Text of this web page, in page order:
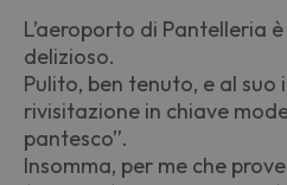
L’aeroporto di Pantelleria
delizioso.
Pulito, ben tenuto, e al
rivisitazione in chiave
pantesco”.
Insomma, per me che